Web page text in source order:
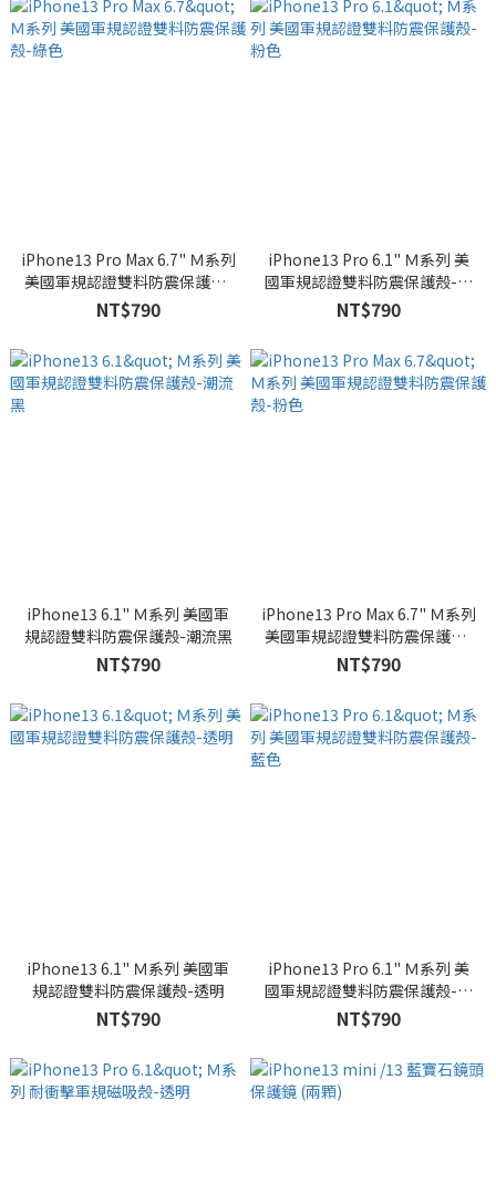
iPhone13 Pro Max 6.7" Ｍ系列
美國軍規認證雙料防震保護殼-
綠色
NT$790
iPhone13 Pro 6.1" Ｍ系列 美
國軍規認證雙料防震保護殼-粉
色
NT$790
iPhone13 6.1" Ｍ系列 美國軍
規認證雙料防震保護殼-潮流黑
NT$790
iPhone13 Pro Max 6.7" Ｍ系列
美國軍規認證雙料防震保護殼-
粉色
NT$790
iPhone13 6.1" Ｍ系列 美國軍
規認證雙料防震保護殼-透明
NT$790
iPhone13 Pro 6.1" Ｍ系列 美
國軍規認證雙料防震保護殼-藍
色
NT$790